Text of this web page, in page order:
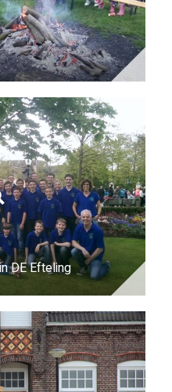
DE Efteling